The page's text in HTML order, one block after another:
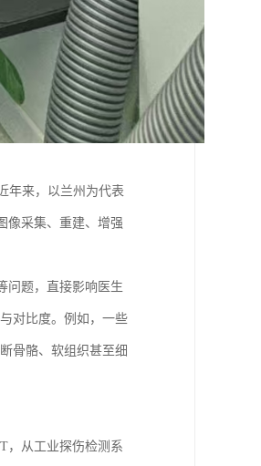
年来，以兰州为代表
像采集、重建、增强
问题，直接影响医生
对比度。例如，一些
骨骼、软组织甚至细
，从工业探伤检测系